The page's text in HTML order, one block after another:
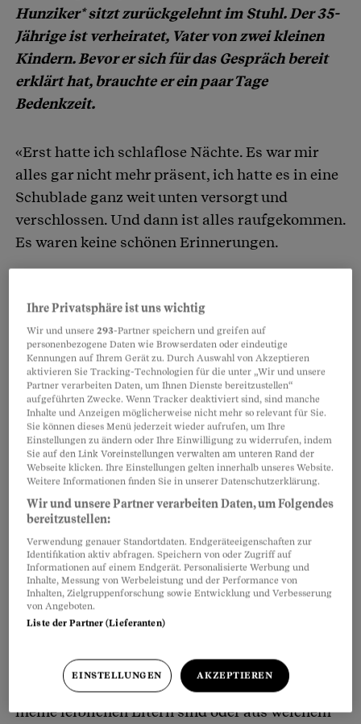
Hunziker* sitzt zurückgelehnt im Stuhl. Der 35-
Jährige ist verheiratet, Vater von zwei kleinen
Kindern. Bevor er sich für das Gespräch bereit
erklärt hat, brauchte er ein paar Tage
Bedenkzeit.
«Erst hatte ich schlaflose Nächte. Es war mir
alles gar nicht mehr präsent, ich hatte es in eine
Schublade ganz weit unten versorgt und
verschlossen. Und dann ist alles raufgekommen.
Es waren keine schönen Erinnerungen.
Partnerinhalte
Schliesslich war ich dann doch bereit, darüber
zu sprechen. Mit meiner Frau habe ich nur
einmal über die Vorfälle in meiner Kindheit
geredet, ohne Details.
Ich bin direkt nach meiner Geburt von einer
Familie in Frankreich adoptiert worden. Wer
meine leiblichen Eltern sind oder aus welchem
Ihre Privatsphäre ist uns wichtig
Wir und unsere293-Partner speichern und greifen auf
personenbezogene Daten wie Browserdaten oder eindeutige
Kennungen auf Ihrem Gerät zu. Durch Auswahl von Akzeptieren
aktivieren Sie Tracking-Technologien für die unter „Wir und unsere
Partner verarbeiten Daten, um Ihnen Dienste bereitzustellen“
aufgeführten Zwecke. Wenn Tracker deaktiviert sind, sind manche
Inhalte und Anzeigen möglicherweise nicht mehr so relevant für Sie.
Sie können dieses Menü jederzeit wieder aufrufen, um Ihre
Einstellungen zu ändern oder Ihre Einwilligung zu widerrufen, indem
Sie auf den Link Voreinstellungen verwalten am unteren Rand der
Webseite klicken. Ihre Einstellungen gelten innerhalb unseres Website.
Weitere Informationen finden Sie in unserer Datenschutzerklärung.
Wir und unsere Partner verarbeiten Daten, um Folgendes
bereitzustellen:
Verwendung genauer Standortdaten. Endgeräteeigenschaften zur
Identifikation aktiv abfragen. Speichern von oder Zugriff auf
Informationen auf einem Endgerät. Personalisierte Werbung und
Inhalte, Messung von Werbeleistung und der Performance von
Inhalten, Zielgruppenforschung sowie Entwicklung und Verbesserung
von Angeboten.
Liste der Partner (Lieferanten)
EINSTELLUNGEN AKZEPTIEREN